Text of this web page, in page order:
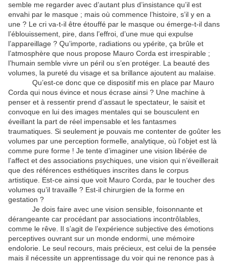
semble me regarder avec d’autant plus d’insistance qu’il est
envahi par le masque ; mais où commence l’histoire, s’il y en a
une ? Le cri va-t-il être étouffé par le masque ou émerge-t-il dans
l’éblouissement, pire, dans l’effroi, d’une mue qui expulse
l’appareillage ? Qu’importe, radiations ou ypérite, ça brûle et
l’atmosphère que nous propose Mauro Corda est irrespirable ;
l’humain semble vivre un péril ou s’en protéger. La beauté des
volumes, la pureté du visage et sa brillance ajoutent au malaise.
Qu’est-ce donc que ce dispositif mis en place par Mauro
Corda qui nous évince et nous écrase ainsi ? Une machine à
penser et à ressentir prend d’assaut le spectateur, le saisit et
convoque en lui des images mentales qui se bousculent en
éveillant la part de réel impensable et les fantasmes
traumatiques. Si seulement je pouvais me contenter de goûter les
volumes par une perception formelle, analytique, où l’objet est là
comme pure forme ! Je tente d’imaginer une vision libérée de
l’affect et des associations psychiques, une vision qui n’éveillerait
que des références esthétiques inscrites dans le corpus
artistique. Est-ce ainsi que voit Mauro Corda, par le toucher des
volumes qu’il travaille ? Est-il chirurgien de la forme en
gestation ?
Je dois faire avec une vision sensible, foisonnante et
dérangeante car procédant par associations incontrôlables,
comme le rêve. Il s’agit de l’expérience subjective des émotions
perceptives ouvrant sur un monde endormi, une mémoire
endolorie. Le seul recours, mais précieux, est celui de la pensée
mais il nécessite un apprentissage du voir qui ne renonce pas à